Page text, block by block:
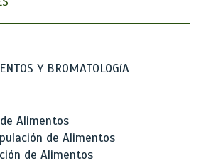
Y BROMATOLOGíA
Alimentos
de Alimentos
de Alimentos